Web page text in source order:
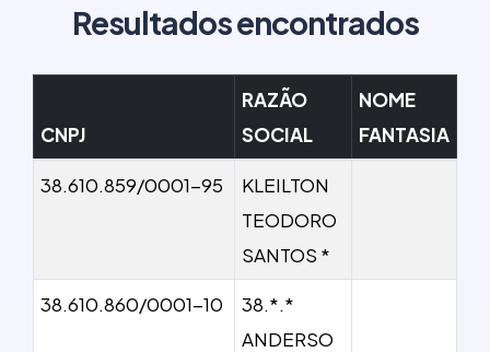
Resultados encontrados
CNPJ
RAZÃO
SOCIAL
NOME
FANTASIA
38.610.859/0001-95
KLEILTON
TEODORO
SANTOS *
38.610.860/0001-10
38.*.*
ANDERSO